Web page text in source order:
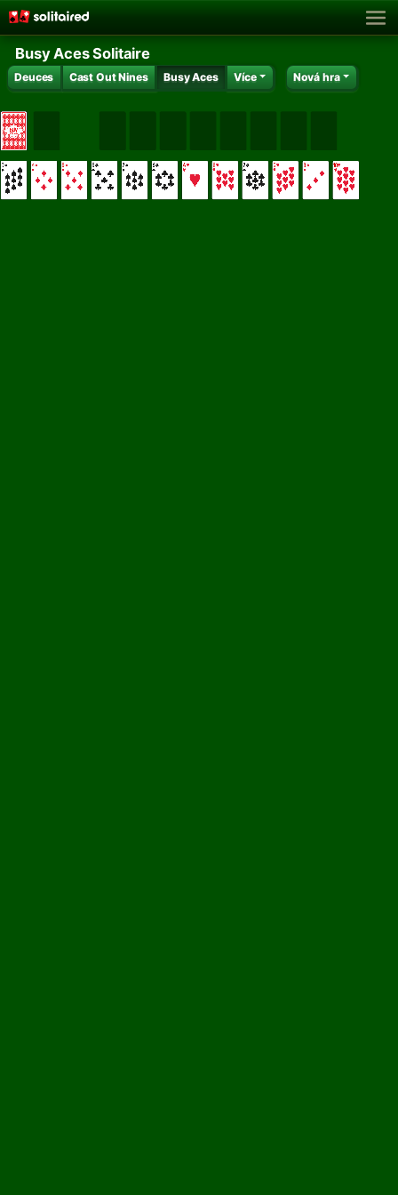
Busy Aces Solitaire
Deuces Cast Out Nines Busy Aces Více Nová hra